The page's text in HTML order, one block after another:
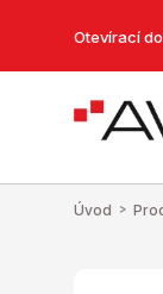
Otevírací
Úvod >